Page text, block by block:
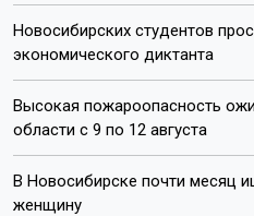
Новосибирских студентов
экономического диктанта
Высокая пожароопасность
области с 9 по 12 августа
В Новосибирске почти месяц
женщину